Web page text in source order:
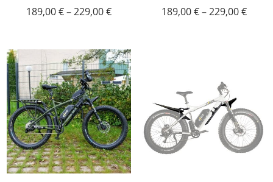
189,00€–229,00€Hintaluokka:
229,00 €
189,00€–229,00€